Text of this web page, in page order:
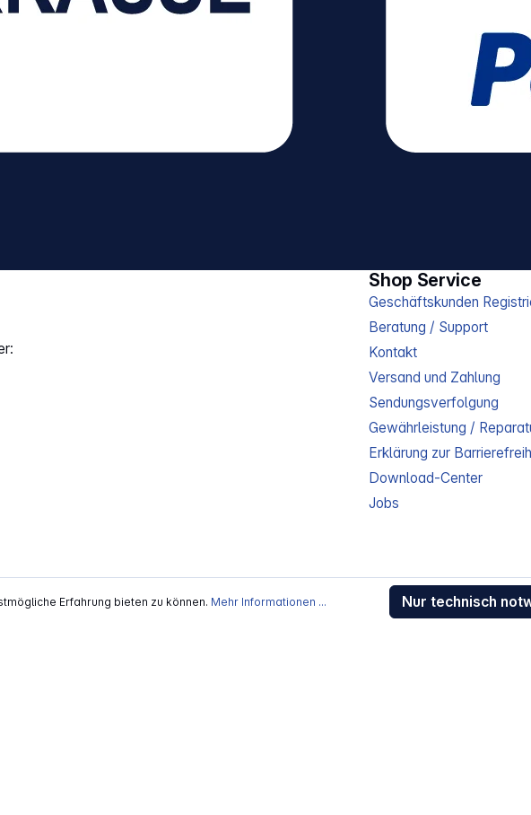
Shop Service
Geschäftskunden
Beratung / Support
Kontakt
Versand und Zahlung
Sendungsverfolgung
Gewährleistung /
Erklärung zur
Download-Center
Jobs
zzgl.Versandkosten , wenn nicht anders beschrieben
Erfahrung bieten zu können. Mehr Informationen ... Nur technisch